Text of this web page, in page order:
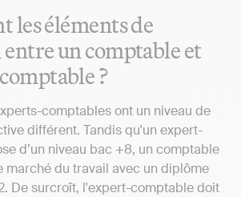
les éléments de
un comptable et
?
comptables ont un niveau de
différent. Tandis qu'un expert-
d’un niveau bac +8, un comptable
marché du travail avec un diplôme
De surcroît, l'expert-comptable doit